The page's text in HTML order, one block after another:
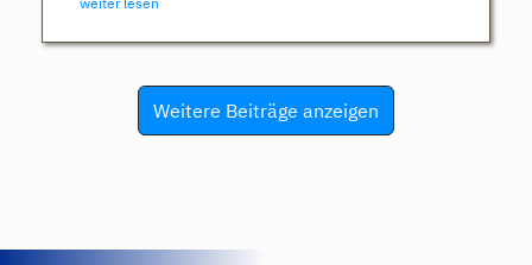
Weitere Beiträge anzeigen